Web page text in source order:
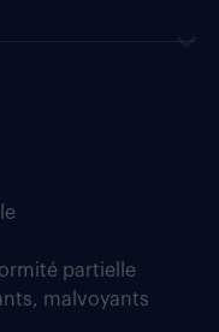
partielle
malvoyants